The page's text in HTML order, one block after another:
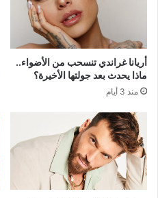
أريانا غراندي تنسحب من الأضواء..
ماذا يحدث بعد جولتها الأخيرة؟
منذ 3 أيام